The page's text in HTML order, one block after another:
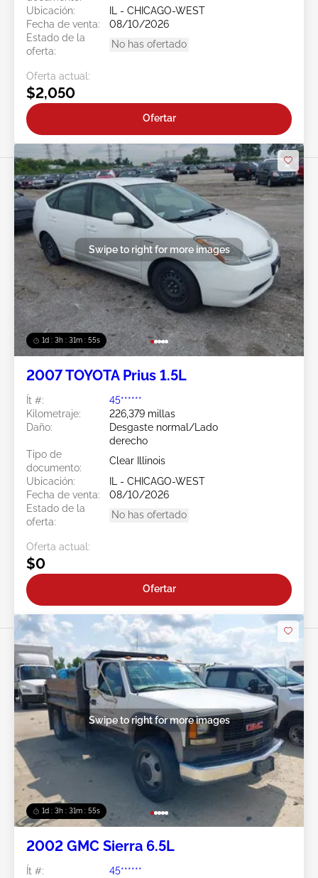
Ubicación:
IL - CHICAGO-WEST
Fecha de venta:
08/10/2026
Estado de la
oferta:
No has ofertado
Oferta actual:
$2,050
Ofertar
1d : 3h : 31m : 52s
Swipe to right for more images
2007 TOYOTA Prius 1.5L
Ít #:
45******
Kilometraje:
226,379 millas
Daño:
Desgaste normal/Lado
derecho
Tipo de
documento:
Clear Illinois
Ubicación:
IL - CHICAGO-WEST
Fecha de venta:
08/10/2026
Estado de la
oferta:
No has ofertado
Oferta actual:
$0
Ofertar
1d : 3h : 31m : 52s
Swipe to right for more images
2002 GMC Sierra 6.5L
Ít #:
45******